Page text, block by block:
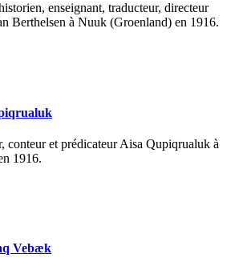
enseignant, traducteur, directeur
Berthelsen à Nuuk (Groenland) en 1916.
conteur et prédicateur Aisa Qupiqrualuk à
1916.
Vebæk